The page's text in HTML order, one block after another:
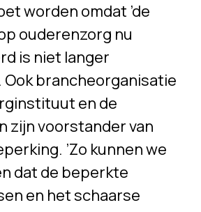
worden omdat ’de
ouderenzorg nu
is niet langer
Ook brancheorganisatie
en de
zijn voorstander van
’Zo kunnen we
dat de beperkte
en het schaarse